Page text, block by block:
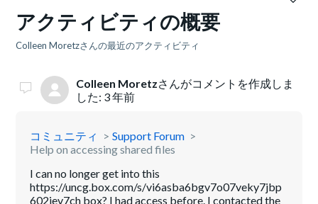
アクティビティの概要
Colleen Moretzさんの最近のアクティビティ
Colleen Moretzさんがコメントを作成しま
した: 3 年前
コミュニティ
Support Forum
Help on accessing shared files
I can no longer get into this
https://uncg.box.com/s/vi6asba6bgv7o07veky7jbp
602jev7ch box? I had access before. I contacted the